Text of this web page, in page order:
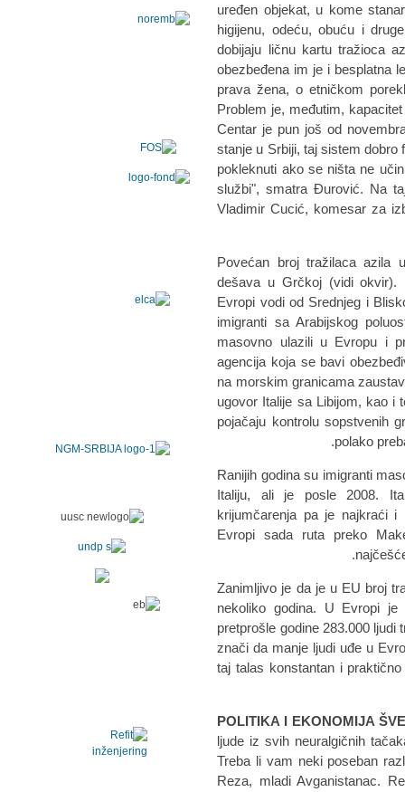
uređen objekat, u kome
higijenu, odeću, obuću i
dobijaju ličnu kartu tražioca
obezbeđena im je i besplatna
prava žena, o etničkom
Problem je, međutim,
Centar je pun još od
stanje u Srbiji, taj sistem dobro
pokleknuti ako se ništa ne
službi", smatra Đurović. Na
Vladimir Cucić, komesar za
Povećan broj tražilaca azila
dešava u Grčkoj (vidi okvir).
Evropi vodi od Srednjeg i
imigranti sa Arabijskog
masovno ulazili u Evropu i
agencija koja se bavi
na morskim granicama
ugovor Italije sa Libijom, kao i
pojačaju kontrolu sopstvenih
polako
Ranijih godina su imigranti
Italiju, ali je posle 2008.
krijumčarenja pa je najkraći
Evropi sada ruta preko
Zanimljivo je da je u EU broj
nekoliko godina. U Evropi
pretprošle godine 283.000 ljudi
znači da manje ljudi uđe u
taj talas konstantan i
POLITIKA I EKONOMIJA
ljude iz svih neuralgičnih
Treba li vam neki poseban
Reza, mladi Avganistanac.